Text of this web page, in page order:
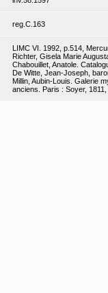
reg.C.163
LIMC VI. 1992, p.514,
Richter, Gisela Marie
Chabouillet, Anatole.
De Witte, Jean-Joseph,
Millin, Aubin-Louis. Galerie
anciens. Paris : Soyer, 1811,